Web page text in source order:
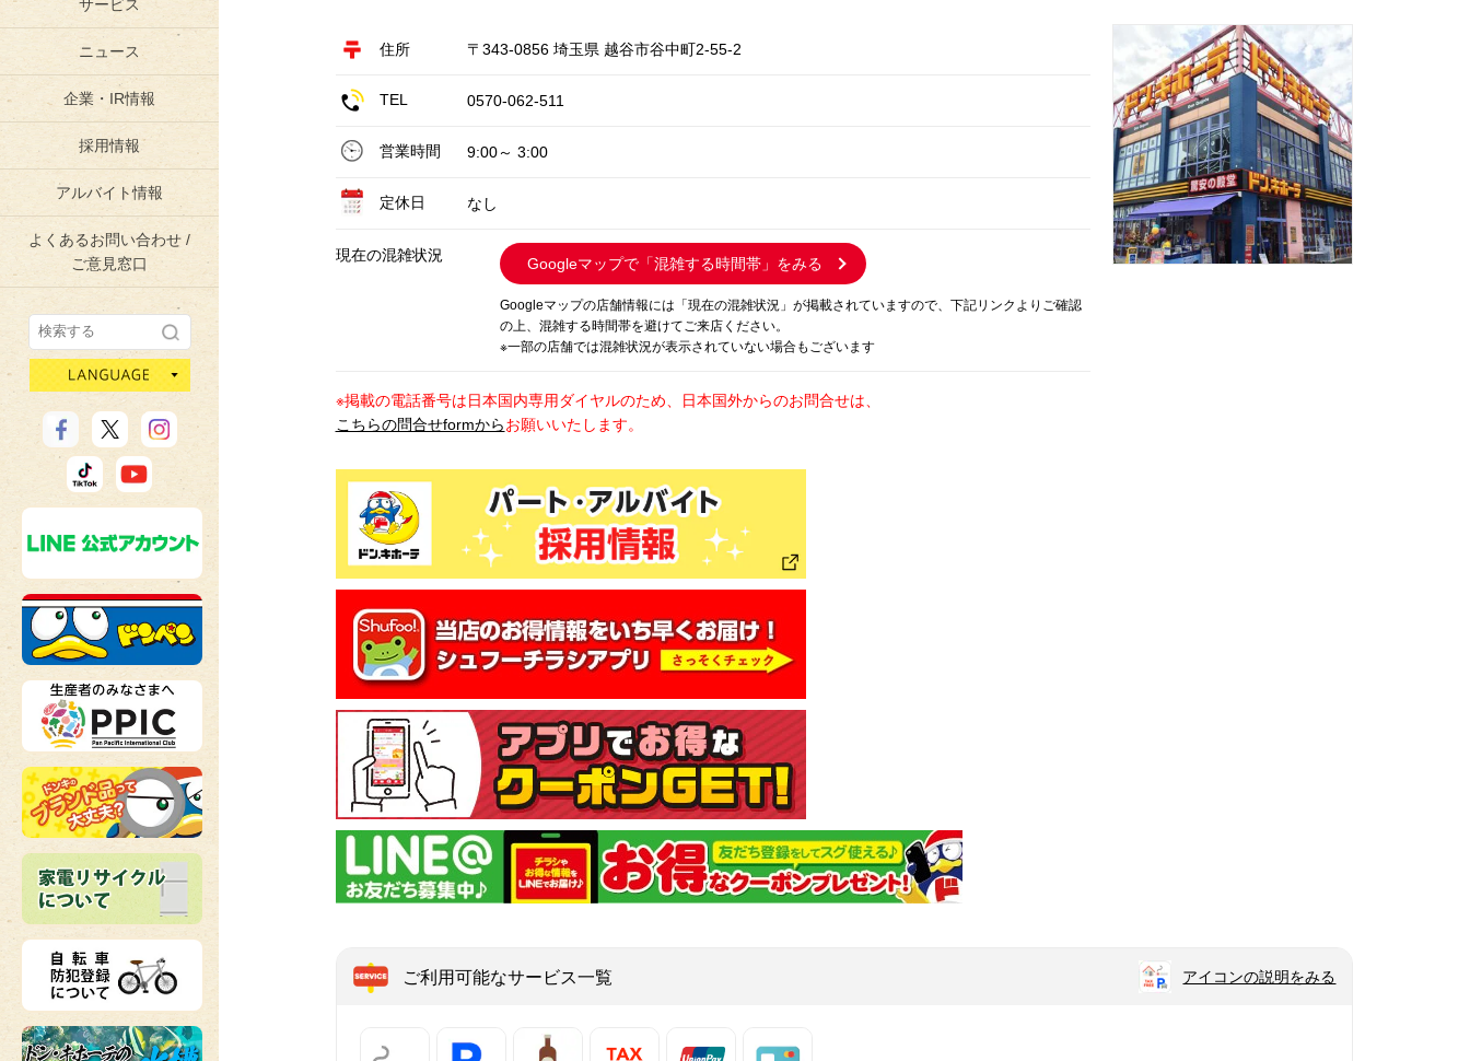
サービス
ニュース
企業・IR情報
採用情報
アルバイト情報
よくあるお問い合わせ /
ご意見窓口
住所 〒343-0856 埼玉県 越谷市谷中町2-55-2
TEL 0570-062-511
営業時間 9:00～ 3:00
定休日 なし
現在の混雑状況 Googleマップで「混雑する時間帯」をみる
Googleマップの店舗情報には「現在の混雑状況」が掲載されていますので、下記リンクよりご確認
の上、混雑する時間帯を避けてご来店ください。
※一部の店舗では混雑状況が表示されていない場合もございます
※掲載の電話番号は日本国内専用ダイヤルのため、日本国外からのお問合せは、
こちらの問合せformからお願いいたします。
ご利用可能なサービス一覧 アイコンの説明をみる